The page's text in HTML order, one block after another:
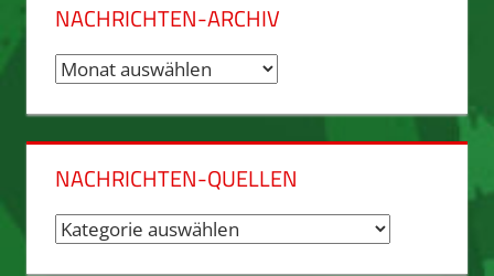
NACHRICHTEN-ARCHIV
Nachrichten-
NACHRICHTEN-QUELLEN
Nachrichten-